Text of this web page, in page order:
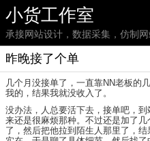
小货工作室
承接网站设计，数据采集，仿制
昨晚接了个单
几个月没接单了，一直靠NN老板的
我的，结果我就没收入了。
没办法，人总要活下去，接单吧，
来还是很麻烦那种。不过还是加了
了，然后把他拉到陌生人那里了，